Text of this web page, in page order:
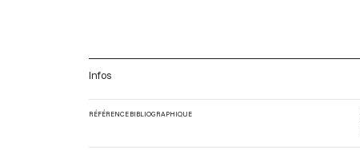
Infos
RÉFÉRENCE BIBLIOGRAPHIQUE